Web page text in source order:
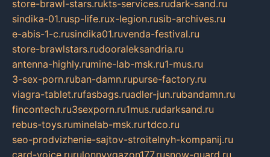
store-brawl-stars.rukts-services.rudark-sand.ru
sindika-01.rusp-life.rux-legion.rusib-archives.ru
e-abis-1-c.rusindika01.ruvenda-festival.ru
store-brawlstars.rudooraleksandria.ru
antenna-highly.rumine-lab-msk.ru1-mus.ru
3-sex-porn.ruban-damn.rupurse-factory.ru
viagra-tablet.rufasbags.ruadler-jun.rubandamn.ru
fincontech.ru3sexporn.ru1mus.rudarksand.ru
rebus-toys.ruminelab-msk.rurtdco.ru
seo-prodvizhenie-sajtov-stroitelnyh-kompanij.ru
card-voice.rurulonnyygazon177.rusnow-guard.ru